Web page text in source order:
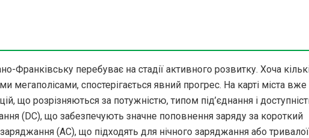
Франківську перебуває на стадії активного розвитку. Хоча
мегаполісами, спостерігається явний прогрес. На карті міста вже
що розрізняються за потужністю, типом під’єднання і
(DC), що забезпечують значне поповнення заряду за короткий
(AC), що підходять для нічного заряджання або тривалої